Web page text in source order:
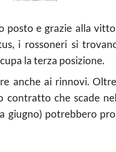
posto e grazie alla
i rossoneri si
la terza posizione.
anche ai rinnovi.
che scade nel
giugno) potrebbero